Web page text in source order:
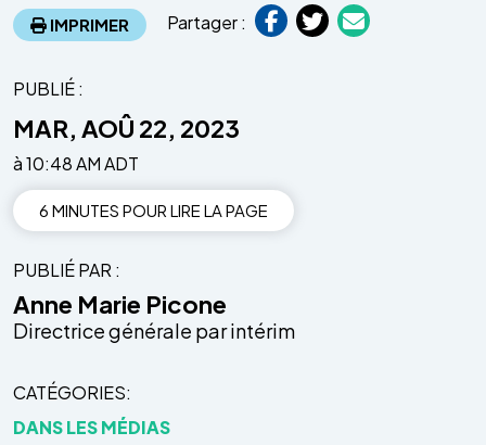
IMPRIMER Partager :
PUBLIÉ :
MAR, AOÛ 22, 2023
à 10:48 AM ADT
6 MINUTES POUR LIRE LA PAGE
PUBLIÉ PAR
Anne Marie Picone
Directrice générale par intérim
CATÉGORIES
DANS LES MÉDIAS